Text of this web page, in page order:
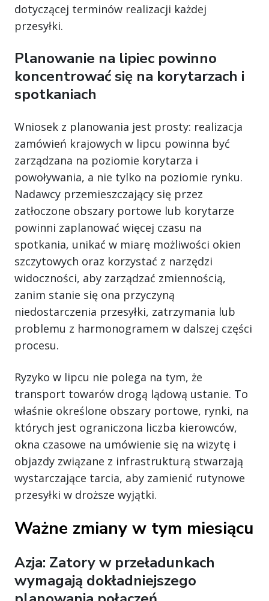
dotyczącej terminów realizacji każdej
przesyłki.
Planowanie na lipiec powinno
koncentrować się na korytarzach i
spotkaniach
Wniosek z planowania jest prosty: realizacja
zamówień krajowych w lipcu powinna być
zarządzana na poziomie korytarza i
powoływania, a nie tylko na poziomie rynku.
Nadawcy przemieszczający się przez
zatłoczone obszary portowe lub korytarze
powinni zaplanować więcej czasu na
spotkania, unikać w miarę możliwości okien
szczytowych oraz korzystać z narzędzi
widoczności, aby zarządzać zmiennością,
zanim stanie się ona przyczyną
niedostarczenia przesyłki, zatrzymania lub
problemu z harmonogramem w dalszej części
procesu.
Ryzyko w lipcu nie polega na tym, że
transport towarów drogą lądową ustanie. To
właśnie określone obszary portowe, rynki, na
których jest ograniczona liczba kierowców,
okna czasowe na umówienie się na wizytę i
objazdy związane z infrastrukturą stwarzają
wystarczające tarcia, aby zamienić rutynowe
przesyłki w droższe wyjątki.
Ważne zmiany w tym miesiącu
Azja: Zatory w przeładunkach
wymagają dokładniejszego